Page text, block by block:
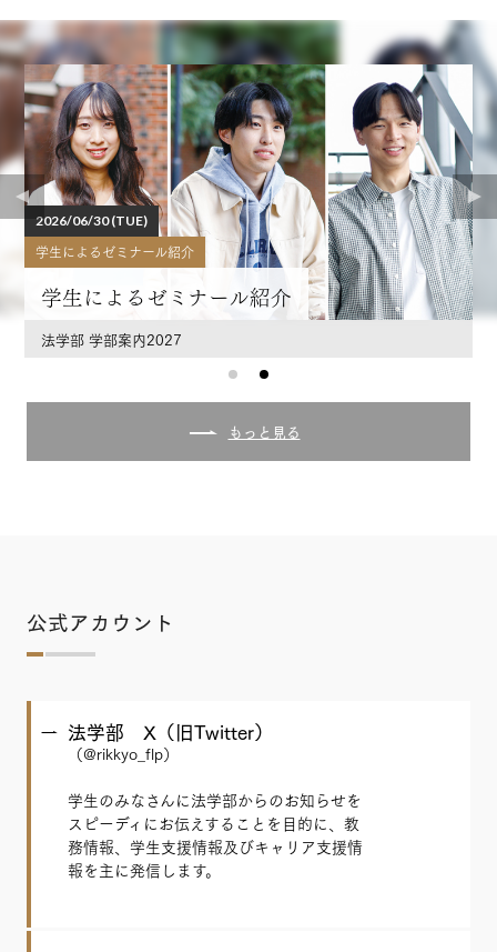
2026/06/30 (TUE)
学生によるゼミナール紹介
学生によるゼミナール紹介
法学部 学部案内2027
もっと見る
公式アカウント
法学部 X（旧Twitter）
（@rikkyo_flp）
学生のみなさんに法学部からのお知らせを
スピーディにお伝えすることを目的に、教
務情報、学生支援情報及びキャリア支援情
報を主に発信します。